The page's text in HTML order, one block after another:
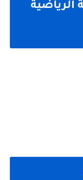
الرياضية